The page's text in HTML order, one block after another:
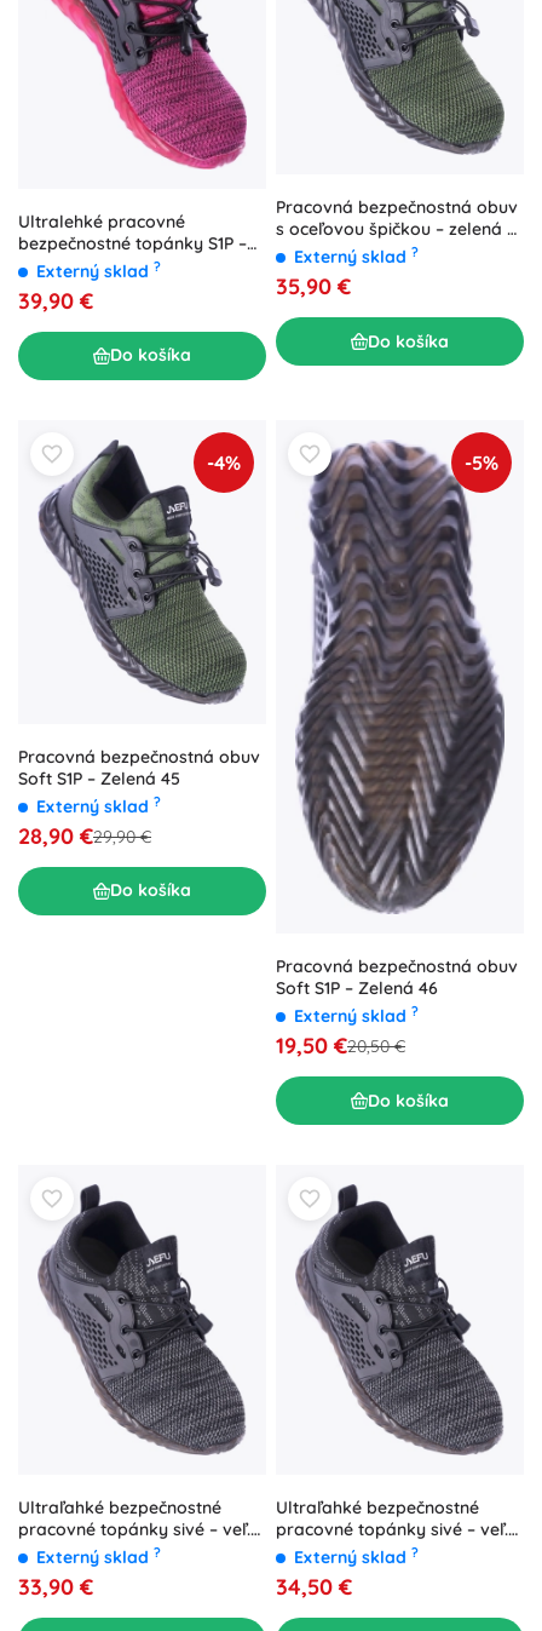
Ultralehké pracovné
bezpečnostné topánky S1P –
ružové – veľ. 37
Externý sklad ?
39,90 €
Do košíka
Pracovná bezpečnostná obuv
s oceľovou špičkou – zelená –
Zelená
Externý sklad ?
35,90 €
Do košíka
-4%
Pracovná bezpečnostná obuv
Soft S1P – Zelená 45
Externý sklad ?
28,90 €29,90 €
Do košíka
-5%
Pracovná bezpečnostná obuv
Soft S1P – Zelená 46
Externý sklad ?
19,50 €20,50 €
Do košíka
Ultraľahké bezpečnostné
pracovné topánky sivé – veľ.
41 Externý sklad ?
33,90 €
Ultraľahké bezpečnostné
pracovné topánky sivé – veľ.
42 Externý sklad ?
34,50 €